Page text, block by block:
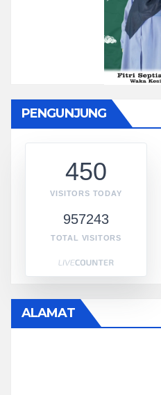
PENGUNJUNG
450
VISITORS TODAY
957243
TOTAL VISITORS
ALAMAT